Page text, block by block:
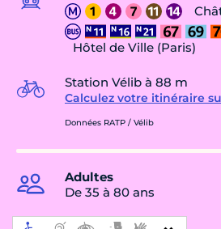
Hôtel de Ville (Paris)
Station Vélib à 88 m
Calculez votre itinéraire
Données RATP / Vélib
Adultes
De 35 à 80 ans